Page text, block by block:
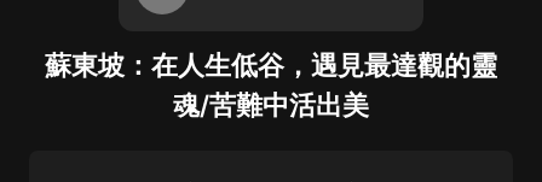
蘇東坡：在人生低谷，遇見最達觀的靈
魂/苦難中活出美